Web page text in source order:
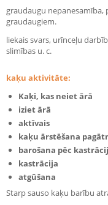
graudaugu nepanesamība,
graudaugiem.
liekais svars, urīnceļu
slimības u. c.
kaķu aktivitāte:
Kaķi, kas neiet ārā
iziet ārā
aktīvais
kaķu ārstēšana
barošana pēc
kastrācija
atgūšana
Starp sauso kaķu barību